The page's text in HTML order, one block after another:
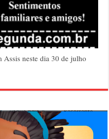
Assis neste dia 30 de julho